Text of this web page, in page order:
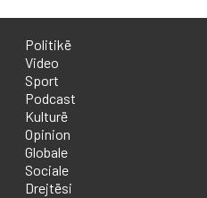
Politikë
Video
Sport
Podcast
Kulturë
Opinion
Globale
Sociale
Drejtësi